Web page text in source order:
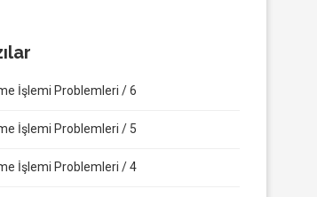
İşlemi Problemleri / 6
İşlemi Problemleri / 5
İşlemi Problemleri / 4